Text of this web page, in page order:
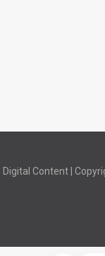
Digital Content |